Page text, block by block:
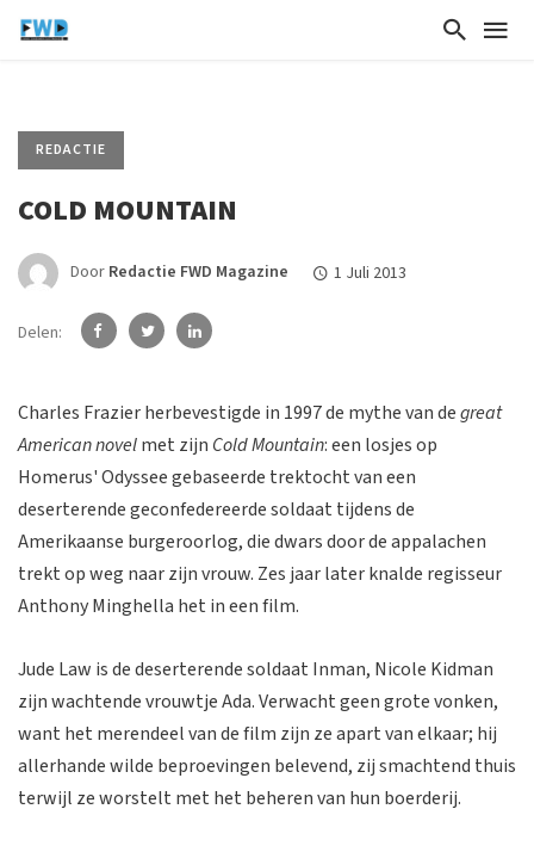
REDACTIE
COLD MOUNTAIN
Door Redactie FWD Magazine 1 Juli 2013
Delen:
Charles Frazier herbevestigde in 1997 de mythe van degreat
American novelmet zijn Cold Mountain: een losjes op
Homerus' Odyssee gebaseerde trektocht van een
deserterende geconfedereerde soldaat tijdens de
Amerikaanse burgeroorlog, die dwars door de appalachen
trekt op weg naar zijn vrouw. Zes jaar later knalde regisseur
Anthony Minghella het in een film.
Jude Law is de deserterende soldaat Inman, Nicole Kidman
zijn wachtende vrouwtje Ada. Verwacht geen grote vonken,
want het merendeel van de film zijn ze apart van elkaar; hij
allerhande wilde beproevingen belevend, zij smachtend thuis
terwijl ze worstelt met het beheren van hun boerderij.